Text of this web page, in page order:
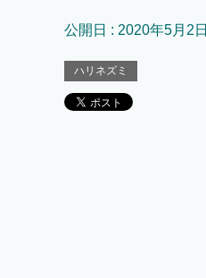
公開日 : 2020年5月2日
ハリネズミ